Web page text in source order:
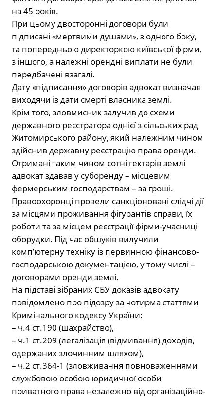
на 45 років.
При цьому двосторонні договори були
підписані «мертвими душами», з одного боку,
та попередньою директоркою київської фірми,
з іншого, а належні орендні виплати не були
передбачені взагалі.
Дату «підписання» договорів адвокат визначав
виходячи із дати смерті власника землі.
Крім того, зловмисник залучив до схеми
державного реєстратора однієї з сільських рад
Житомирського району, який належним чином
здійснив державну реєстрацію права оренди.
Отримані таким чином сотні гектарів землі
адвокат здавав у суборенду – місцевим
фермерським господарствам – за гроші.
Правоохоронці провели санкціоновані слідчі дії
за місцями проживання фігурантів справи, їх
роботи та за місцем реєстрації фірми-учасниці
оборудки. Під час обшуків вилучили
комп’ютерну техніку із первинною фінансово-
господарською документацією, у тому числі –
договорами оренди землі.
На підставі зібраних СБУ доказів адвокату
повідомлено про підозру за чотирма статтями
Кримінального кодексу України:
– ч.4 ст.190 (шахрайство),
– ч.1 ст.209 (легалізація (відмивання) доходів,
одержаних злочинним шляхом),
– ч.2 ст.364-1 (зловживання повноваженнями
службовою особою юридичної особи
приватного права незалежно від організаційно-